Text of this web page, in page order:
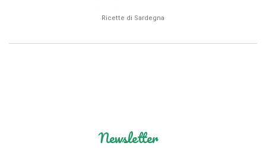
Ricette di Sardegna
Newsletter